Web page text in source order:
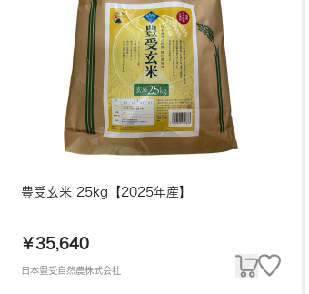
豊受玄米 25kg【2025年産】
￥35,640
日本豊受自然農株式会社